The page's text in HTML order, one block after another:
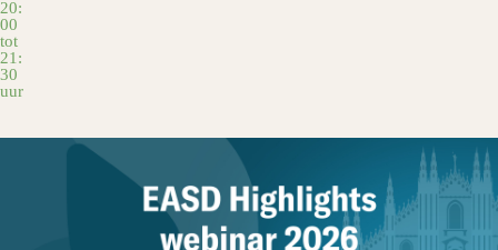
20:
00
tot
21:
30
uur